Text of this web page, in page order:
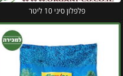
פלפלון סיני 10 ליטר